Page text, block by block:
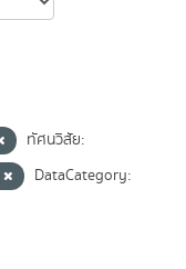
ทัศนวิสัย:
DataCategory: